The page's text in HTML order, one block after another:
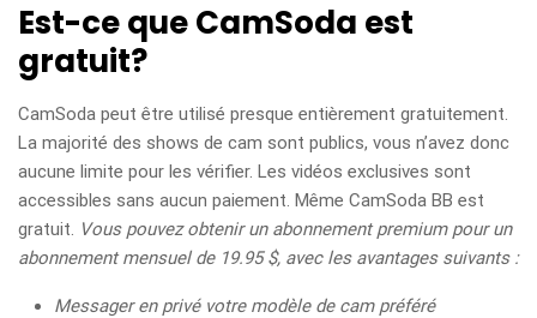
Est-ce que CamSoda est
gratuit?
CamSoda peut être utilisé presque entièrement gratuitement.
La majorité des shows de cam sont publics, vous n’avez donc
aucune limite pour les vérifier. Les vidéos exclusives sont
accessibles sans aucun paiement. Même CamSoda BB est
gratuit. Vous pouvez obtenir un abonnement premium pour un
abonnement mensuel de 19.95 $, avec les avantages suivants :
Messager en privé votre modèle de cam préféré